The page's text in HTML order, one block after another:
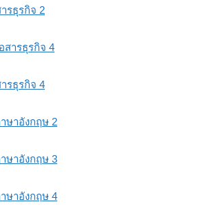
รธุรกิจ 2
สารธุรกิจ 4
รธุรกิจ 4
าษาอังกฤษ 2
าษาอังกฤษ 3
าษาอังกฤษ 4